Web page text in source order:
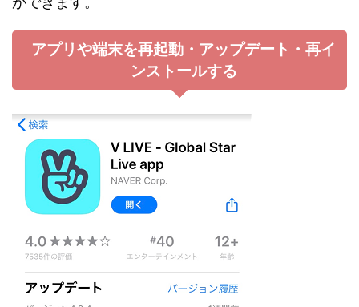
アプリや端末を再起動・アップデート・再イ
ンストールする